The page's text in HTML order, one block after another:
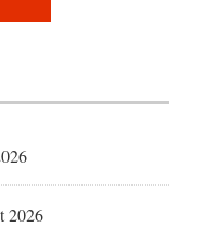
2026